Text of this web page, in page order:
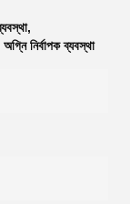
,
নির্বাপক ব্যবস্থা